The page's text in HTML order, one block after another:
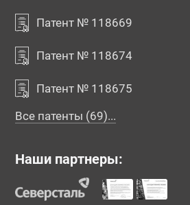
Патент № 118669
Патент № 118674
Патент № 118675
Все патенты (69)...
Наши партнеры: